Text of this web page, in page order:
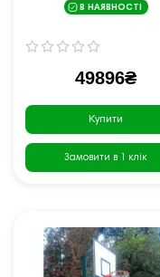
В НАЯВНОСТІ
49896₴
Купити
Замовити в 1 клік